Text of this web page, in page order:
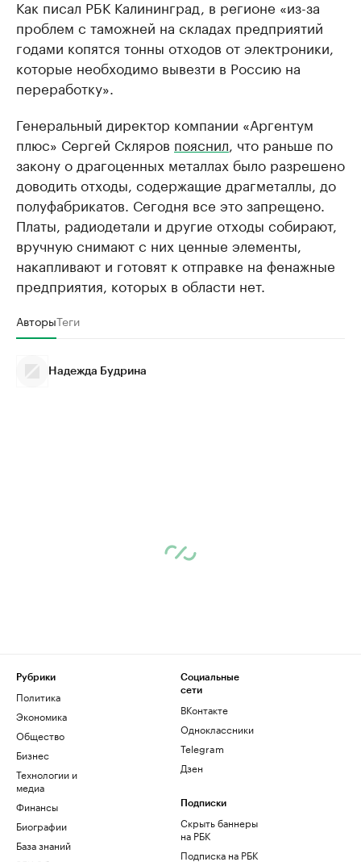
Как писал РБК Калининград, в регионе «из-за
проблем с таможней на складах предприятий
годами копятся тонны отходов от электроники,
которые необходимо вывезти в Россию на
переработку».
Генеральный директор компании «Аргентум
плюс» Сергей Скляров пояснил , что раньше по
закону о драгоценных металлах было разрешено
доводить отходы, содержащие драгметаллы, до
полуфабрикатов. Сегодня все это запрещено.
Платы, радиодетали и другие отходы собирают,
вручную снимают с них ценные элементы,
накапливают и готовят к отправке на фенажные
предприятия, которых в области нет.
АвторыТеги
Надежда Будрина
Рубрики
Политика
Экономика
Общество
Бизнес
Технологии и
медиа
Финансы
Биографии
База знаний
Социальные
сети
ВКонтакте
Одноклассники
Telegram
Дзен
Подписки
Скрыть баннеры
на РБК
Подписка на РБК